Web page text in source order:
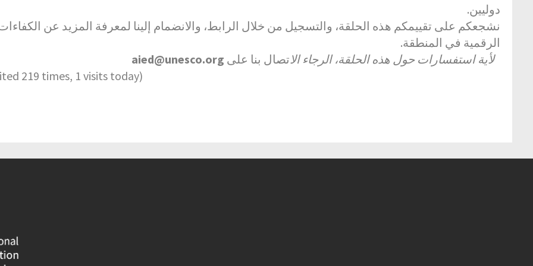
دوليين.
نشجعكم على تقييمكم هذه الحلقة، والتسجيل من خلال الرابط، والانضمام إلينا لمعرفة المزيد عن
الرقمية في المنطقة.
لأية استفسارات حول هذه الحلقة، الرجاء الاتصال بنا على aied@unesco.org
219 times, 1 visits today)